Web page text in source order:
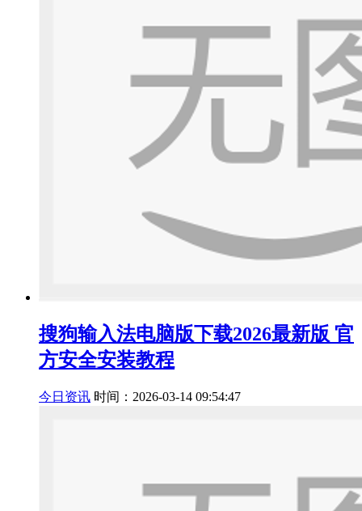
搜狗输入法电脑版下载2026最新版 官
方安全安装教程
今日资讯 时间：2026-03-14 09:54:47